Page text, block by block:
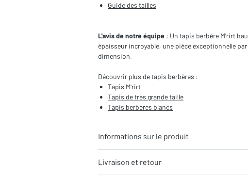
Guide des tailles
L'avis de notre équipe : Un tapis berbère M'rirt
épaisseur incroyable, une pièce exceptionnelle
dimension.
Découvrir plus de tapis berbères :
Tapis M'rirt
Tapis de très grande taille
Tapis berbères blancs
Informations sur le produit
Motifs: Motifs contemporains gravés
Dimensions du tapis: 3,54x2,65m (hors
Livraison et retour